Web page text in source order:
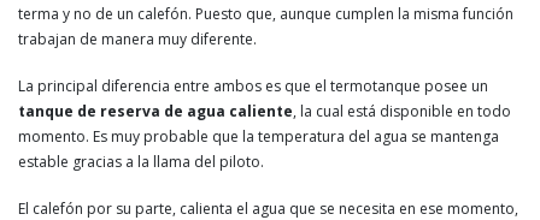
terma y no de un calefón. Puesto que, aunque cumplen la misma función
trabajan de manera muy diferente.
La principal diferencia entre ambos es que el termotanque posee un
tanque de reserva de agua caliente, la cual está disponible en todo
momento. Es muy probable que la temperatura del agua se mantenga
estable gracias a la llama del piloto.
El calefón por su parte, calienta el agua que se necesita en ese momento,